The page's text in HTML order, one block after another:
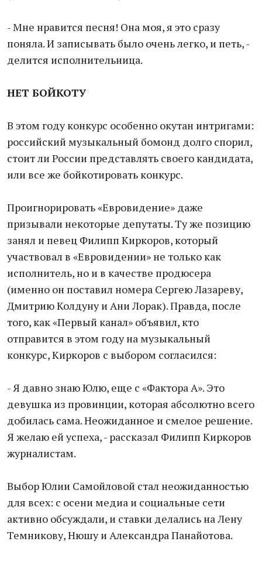
- Мне нравится песня! Она моя, я это сразу
поняла. И записывать было очень легко, и петь, -
делится исполнительница.
НЕТ БОЙКОТУ
В этом году конкурс особенно окутан интригами:
российский музыкальный бомонд долго спорил,
стоит ли России представлять своего кандидата,
или все же бойкотировать конкурс.
Проигнорировать «Евровидение» даже
призывали некоторые депутаты. Ту же позицию
занял и певец Филипп Киркоров, который
участвовал в «Евровидении» не только как
исполнитель, но и в качестве продюсера
(именно он поставил номера Сергею Лазареву,
Дмитрию Колдуну и Ани Лорак). Правда, после
того, как «Первый канал» объявил, кто
отправится в этом году на музыкальный
конкурс, Киркоров с выбором согласился:
- Я давно знаю Юлю, еще с «Фактора А». Это
девушка из провинции, которая абсолютно всего
добилась сама. Неожиданное и смелое решение.
Я желаю ей успеха, - рассказал Филипп Киркоров
журналистам.
Выбор Юлии Самойловой стал неожиданностью
для всех: с осени медиа и социальные сети
активно обсуждали, и ставки делались на Лену
Темникову, Нюшу и Александра Панайотова.